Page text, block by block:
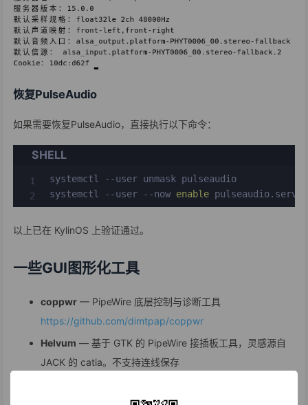
恢复PulseAudio
如果需要恢复PulseAudio，直接执行以下命令：
SHELL
systemctl --user unmask pulseaudio
systemctl --user --now enable
以上已在 KylinOS 上验证通过。
一些GUI图形化工具
coppwr — PipeWire 底层控制与诊断工具
https://github.com/dimtpap/coppwr
Helvum — 基于 GTK 的 PipeWire 接插板工具，灵感源自
JACK 的 catia。不支持连线保存